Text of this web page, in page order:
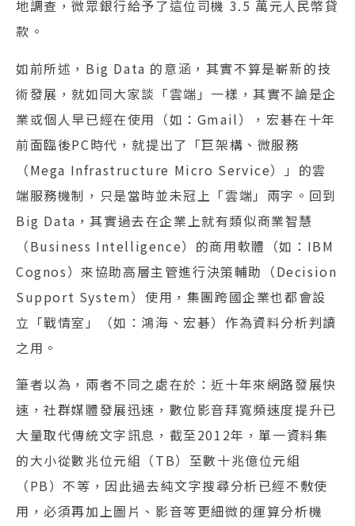
地調查，微眾銀行給予了這位司機 3.5 萬元人民幣貸
款。
如前所述，Big Data 的意涵，其實不算是嶄新的技
術發展，就如同大家談「雲端」一樣，其實不論是企
業或個人早已經在使用（如：Gmail），宏碁在十年
前面臨後PC時代，就提出了「巨架構、微服務
（Mega Infrastructure Micro Service）」的雲
端服務機制，只是當時並未冠上「雲端」兩字。回到
Big Data，其實過去在企業上就有類似商業智慧
（Business Intelligence）的商用軟體（如：IBM
Cognos）來協助高層主管進行決策輔助（Decision
Support System）使用，集團跨國企業也都會設
立「戰情室」（如：鴻海、宏碁）作為資料分析判讀
之用。
筆者以為，兩者不同之處在於：近十年來網路發展快
速，社群媒體發展迅速，數位影音拜寬頻速度提升已
大量取代傳統文字訊息，截至2012年，單一資料集
的大小從數兆位元組（TB）至數十兆億位元組
（PB）不等，因此過去純文字搜尋分析已經不敷使
用，必須再加上圖片、影音等更細微的運算分析機